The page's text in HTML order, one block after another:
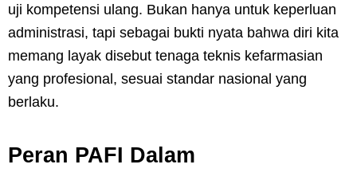
uji kompetensi ulang. Bukan hanya untuk keperluan
administrasi, tapi sebagai bukti nyata bahwa diri kita
memang layak disebut tenaga teknis kefarmasian
yang profesional, sesuai standar nasional yang
berlaku.
Peran PAFI Dalam